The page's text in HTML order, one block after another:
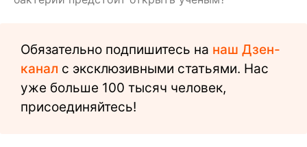
Обязательно подпишитесь на наш Дзен-
канал с эксклюзивными статьями. Нас
уже больше 100 тысяч человек,
присоединяйтесь!